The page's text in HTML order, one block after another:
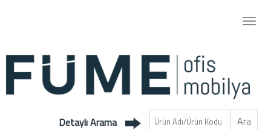
Detaylı Arama